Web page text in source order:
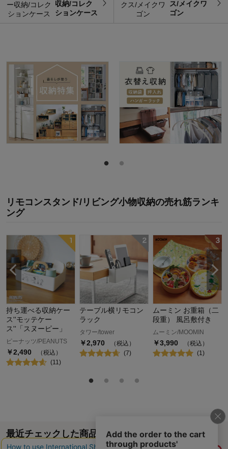
収納/コレク
ションケース
ス/メイクワ
ゴン
リモコンスタンド/リビング小物収納の売れ筋ランキ
ング
持ち運べる収納ケー
ス''モッテケー
ス''「スヌーピー」
ピーナッツ/PEANUTS
￥2,490
（税込）
(11 )
テーブル横リモコン
ラック
タワー/tower
￥2,970
（税込）
(7)
ムーミン お重箱（二
段重） 風呂敷付き
ムーミン/MOOMIN
￥3,990
（税込）
(1 )
最近チェックした商品